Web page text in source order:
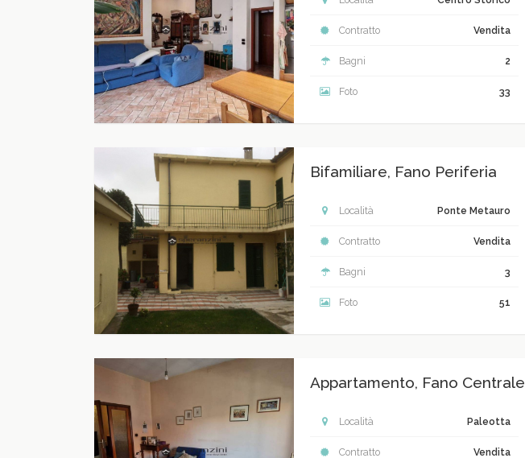
Contratto Vendita
Bagni 2
Foto 33
Bifamiliare, Fano Periferia
Località Ponte Metauro
Contratto Vendita
Bagni 3
Foto 51
Appartamento, Fano Centrale
Località Paleotta
Contratto Vendita